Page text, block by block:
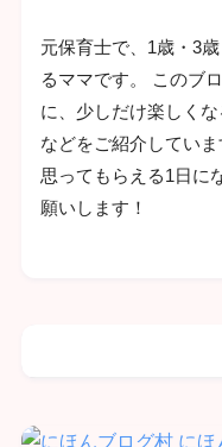
元保育士で、1歳・3
るママです。 このブ
に、少しだけ楽しく
などをご紹介してい
思ってもらえる1日に
願いします！